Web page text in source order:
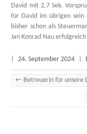
David mit 2,7 Sek.
für David im übrigen sein
bisher schon als
Jan Konrad Nau
24. September 2024
← Betreuerin für unsere